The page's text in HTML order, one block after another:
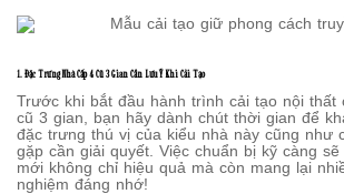
1. Đặc Trưng Nhà Cấp 4 Cũ 3 Gian Cần Lưu Ý Khi Cải Tạo
Trước khi bắt đầu hành trình cải tạo nội thất
cũ 3 gian, bạn hãy dành chút thời gian để
đặc trưng thú vị của kiểu nhà này cũng như
gặp cần giải quyết. Việc chuẩn bị kỹ càng
mới không chỉ hiệu quả mà còn mang lại
nghiệm đáng nhớ!